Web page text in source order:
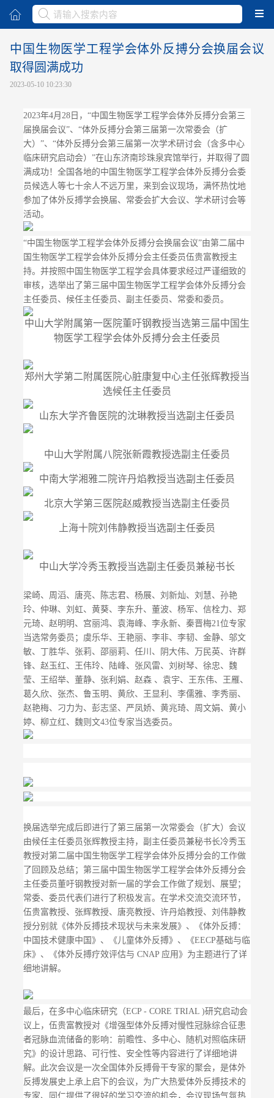
取消
中国生物医学工程学会体外反搏分会换届会议
取得圆满成功
2023-05-10 10:23:30
2023年4月28日，“中国生物医学工程学会体外反搏分会第三
届换届会议”、“体外反搏分会第三届第一次常委会（扩
大）”、“体外反搏分会第三届第一次学术研讨会（含多中心
临床研究启动会）”在山东济南珍珠泉宾馆举行，并取得了圆
满成功！全国各地的中国生物医学工程学会体外反搏分会委
员候选人等七十余人不远万里，来到会议现场，满怀热忱地
参加了体外反搏学会换届、常委会扩大会议、学术研讨会等
活动。
“中国生物医学工程学会体外反搏分会换届会议”由第二届中
国生物医学工程学会体外反搏分会主任委员伍贵富教授主
持。并按照中国生物医学工程学会具体要求经过严谨细致的
审核，选举出了第三届中国生物医学工程学会体外反搏分会
主任委员、候任主任委员、副主任委员、常委和委员。
中山大学附属第一医院董吁钢教授当选第三届中国生
物医学工程学会体外反搏分会主任委员
郑州大学第二附属医院心脏康复中心主任张辉教授当
选候任主任委员
山东大学齐鲁医院的沈琳教授当选副主任委员
中山大学附属八院张新霞教授选副主任委员
中南大学湘雅二院许丹焰教授当选副主任委员
北京大学第三医院赵威教授当选副主任委员
上海十院刘伟静教授当选副主任委员
中山大学冷秀玉教授当选副主任委员兼秘书长
梁崎、周滔、唐亮、陈志君、杨展、刘新灿、刘慧、孙艳
玲、仲琳、刘虹、黄葵、李东升、董波、杨军、信栓力、郑
元琦、赵明明、宫丽鸿、袁海峰、李永新、秦晋梅21位专家
当选常务委员；虞乐华、王艳丽、李非、李韧、金静、邬文
敏、丁胜华、张莉、邵丽莉、任川、阴大伟、万民英、许群
锋、赵玉红、王伟玲、陆峰、张风雷、刘树琴、徐忠、魏
莹、王绍举、董静、张利娟、赵森 、袁宇、王东伟、王雁、
葛久欣、张杰、鲁玉明、黄欣、王显利、李儒雅、李秀丽、
赵艳梅、刁力为、彭志坚、严凤娇、黄兆琦、周文娟、黄小
婷、柳立红、魏则文43位专家当选委员。
换届选举完成后即进行了第三届第一次常委会（扩大）会议
由候任主任委员张辉教授主持，副主任委员兼秘书长冷秀玉
教授对第二届中国生物医学工程学会体外反搏分会的工作做
了回顾及总结；第三届中国生物医学工程学会体外反搏分会
主任委员董吁钢教授对新一届的学会工作做了规划、展望；
常委、委员代表们进行了积极发言。在学术交流交流环节，
伍贵富教授、张辉教授、唐亮教授、许丹焰教授、刘伟静教
授分别就《体外反搏技术现状与未来发展》、《体外反搏：
中国技术健康中国》、《儿童体外反搏》、《EECP基础与临
床》、《体外反搏疗效评估与 CNAP 应用》为主题进行了详
细地讲解。
最后，在多中心临床研究（ECP - CORE TRIAL )研究启动会
议上，伍贵富教授对《增强型体外反搏对慢性冠脉综合征患
者冠脉血流储备的影响：前瞻性、多中心、随机对照临床研
究》的设计思路、可行性、安全性等内容进行了详细地讲
解。此次会议是一次全国体外反搏骨干专家的聚会，是体外
反搏发展史上承上启下的会议，为广大热爱体外反搏技术的
专家、同仁提供了很好的学习交流的机会，会议现场气氛热